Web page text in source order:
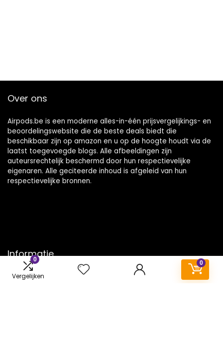
0
Vergelijken
0
Over ons
Airpods.be is een moderne alles-in-één prijsvergelijkings- en
beoordelingswebsite die de beste deals biedt die
beschikbaar zijn op amazon en u op de hoogte houdt via de
laatst toegevoegde blogs. Alle afbeeldingen zijn
auteursrechtelijk beschermd door hun respectievelijke
eigenaren. Alle geciteerde inhoud is afgeleid van hun
respectievelijke bronnen.
Informatie
Contact